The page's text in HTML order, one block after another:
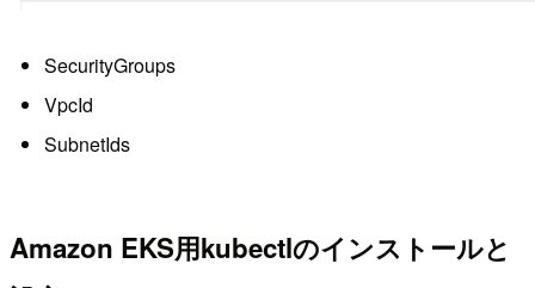
SecurityGroups
VpcId
SubnetIds
Amazon EKS用kubectlのインストールと